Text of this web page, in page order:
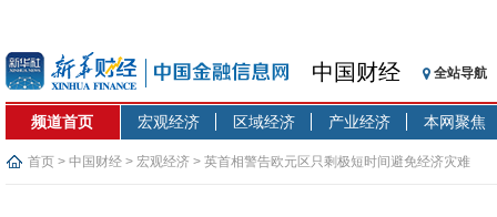
中国财经 全站导航
频道首页 宏观经济 区域经济 产业经济 本网聚焦
首页 > 中国财经 > 宏观经济 > 英首相警告欧元区只剩极短时间避免经济灾难